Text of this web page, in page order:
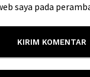
saya pada